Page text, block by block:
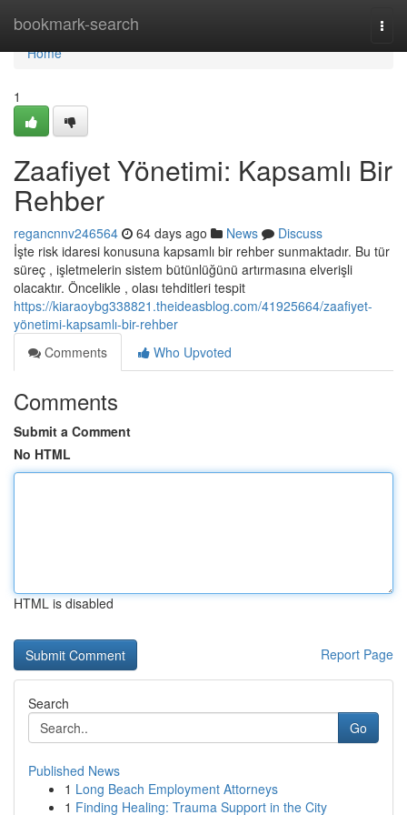
bookmark-search
Home
Home
1
Zaafiyet Yönetimi: Kapsamlı Bir
Rehber
regancnnv246564 64 days ago News
Discuss
İşte risk idaresi konusuna kapsamlı bir rehber sunmaktadır. Bu tür
süreç , işletmelerin sistem bütünlüğünü artırmasına elverişli
olacaktır. Öncelikle , olası tehditleri tespit
https://kiaraoybg338821.theideasblog.com/41925664/zaafiyet-
yönetimi-kapsamlı-bir-rehber
Comments
Who Upvoted
Comments
Submit a Comment
No HTML
HTML is disabled
Report Page
Search
Go
Published News
1 Long Beach Employment Attorneys
1 Finding Healing: Trauma Support in the City